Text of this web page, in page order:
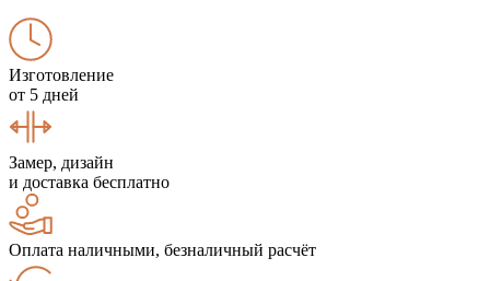
Изготовление
от 5 дней
Замер, дизайн
и доставка бесплатно
Оплата наличными, безналичный расчёт